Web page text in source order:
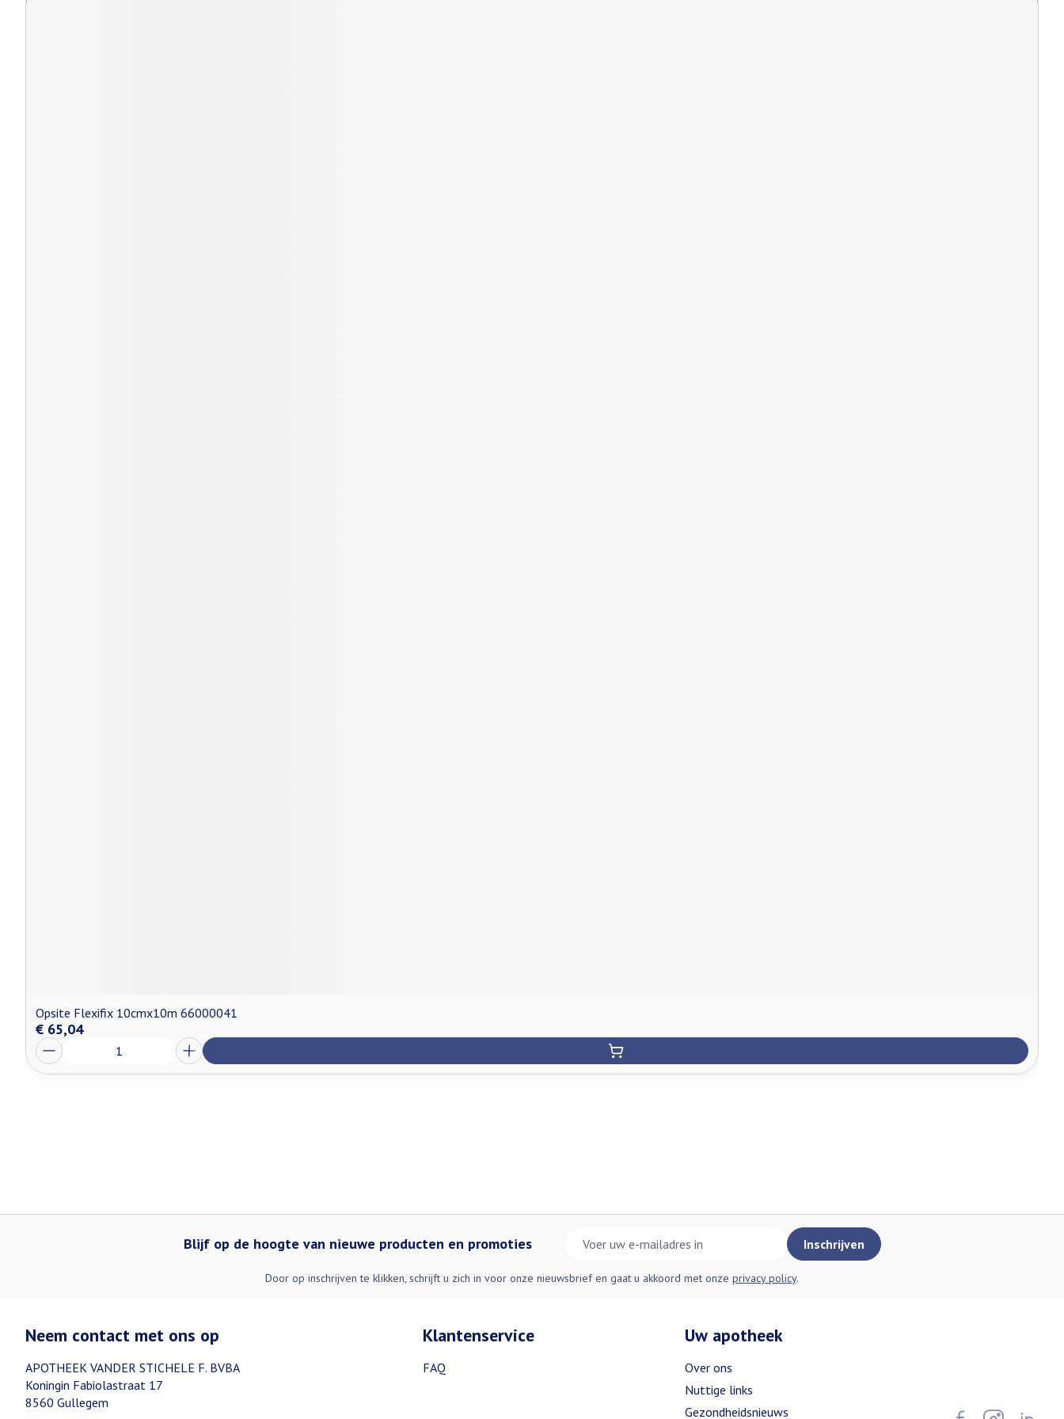
Opsite Flexifix 10cmx10m 66000041
€ 65,04
Aantal
Blijf op de hoogte van nieuwe producten en promoties Inschrijven
Door op inschrijven te klikken, schrijft u zich in voor onze nieuwsbrief en gaat u akkoord met onze privacy policy.
Neem contact met ons op
APOTHEEK VANDER STICHELE F. BVBA
Koningin Fabiolastraat 17
8560 Gullegem
Klantenservice
FAQ
Uw apotheek
Over ons
Nuttige links
Gezondheidsnieuws